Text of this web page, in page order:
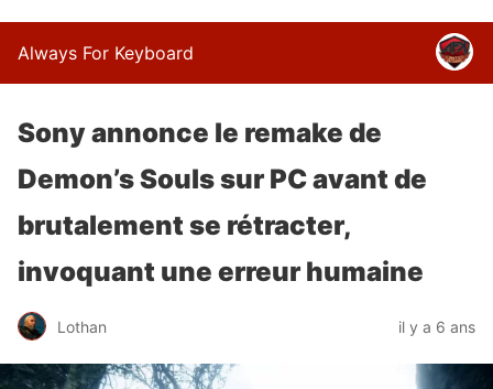
Always For Keyboard
Sony annonce le remake de
Demon’s Souls sur PC avant de
brutalement se rétracter,
invoquant une erreur humaine
Lothan il y a 6 ans